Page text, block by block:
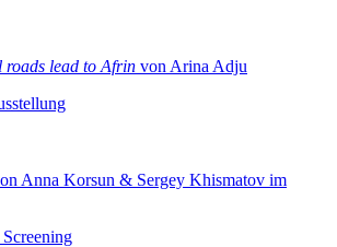
roads lead to Afrin von Arina Adju
Anna Korsun & Sergey Khismatov im